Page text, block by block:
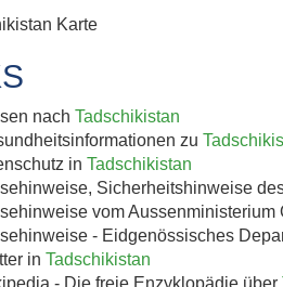
Grenz- und
nach Tadschikistan
zu
in Tadschikistan
Sicherheitshinweise
vom Aussenministerium
- Eidgenössisches
in Tadschikistan
- Die freie Enzyklopädie über